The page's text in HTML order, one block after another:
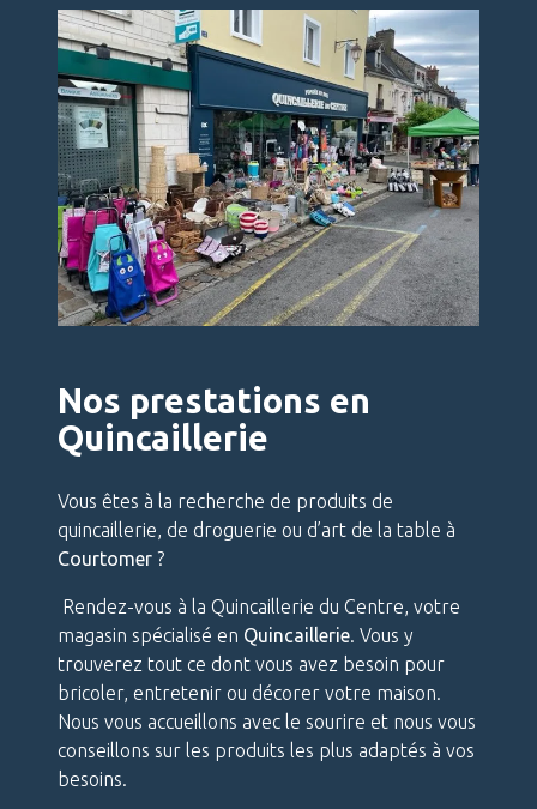
Nos prestations en
Quincaillerie
Vous êtes à la recherche de produits de
quincaillerie, de droguerie ou d’art de la table à
Courtomer ?
Rendez-vous à la Quincaillerie du Centre, votre
magasin spécialisé en Quincaillerie . Vous y
trouverez tout ce dont vous avez besoin pour
bricoler, entretenir ou décorer votre maison.
Nous vous accueillons avec le sourire et nous vous
conseillons sur les produits les plus adaptés à vos
besoins.